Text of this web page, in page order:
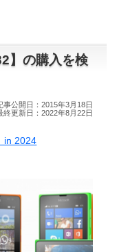
】の購入を検
事公開日：2015年3月18日
終更新日：2022年8月22日
in 2024